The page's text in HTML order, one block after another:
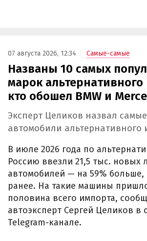
07 августа 2026, 12:34 Самые-самые
Названы 10 самых
марок альтернативного
кто обошел BMW и
Эксперт Целиков назвал
автомобили альтернативного
В июле 2026 года по
Россию ввезли 21,5 тыс. новых
автомобилей — на 59% больше,
ранее. На такие машины
половина всего импорта,
автоэксперт Сергей Целиков в
Telegram-канале.